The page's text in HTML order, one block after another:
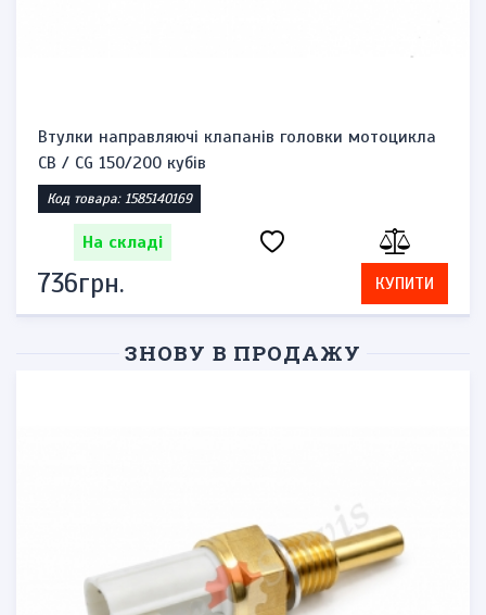
Втулки направляючі клапанів головки мотоцикла
CB / CG 150/200 кубів
Код товара: 1585140169
На складі
736грн. КУПИТИ
ЗНОВУ В ПРОДАЖУ